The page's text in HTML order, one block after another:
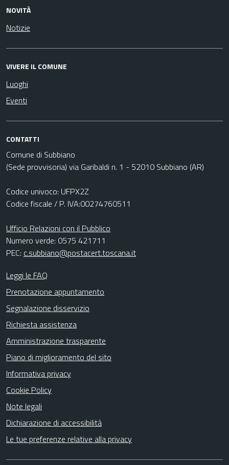
NOVITÀ
Notizie
VIVERE IL COMUNE
Luoghi
Eventi
CONTATTI
Comune di Subbiano
(Sede provvisoria) via Garibaldi n. 1 - 52010 Subbiano (AR)
Codice univoco: UFPX2Z
Codice fiscale / P. IVA:00274760511
Ufficio Relazioni con il Pubblico
Numero verde: 0575 421711
PEC: c.subbiano@postacert.toscana.it
Leggi le FAQ
Prenotazione appuntamento
Segnalazione disservizio
Richiesta assistenza
Amministrazione trasparente
Piano di miglioramento del sito
Informativa privacy
Cookie Policy
Note legali
Dichiarazione di accessibilità
Le tue preferenze relative alla privacy